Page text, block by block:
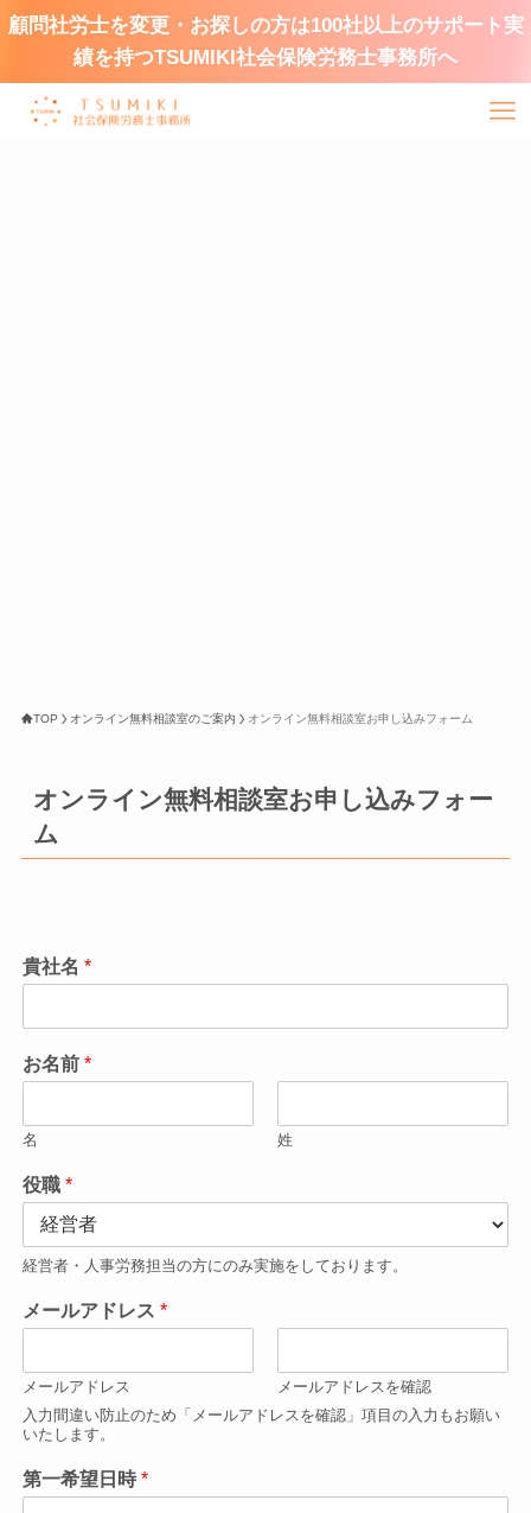
顧問社労士を変更・お探しの方は100社以上のサポート実
績を持つTSUMIKI社会保険労務士事務所へ
TOP オンライン無料相談室のご案内 オンライン無料相談室お申し込みフォーム
オンライン無料相談室お申し込みフォー
ム
貴社名 *
お名前 *
名 姓
役職 *
経営者・人事労務担当の方にのみ実施をしております。
メールアドレス *
メールアドレス
メールアドレスを確認
入力間違い防止のため「メールアドレスを確認」項目の入力もお願い
いたします。
第一希望日時*